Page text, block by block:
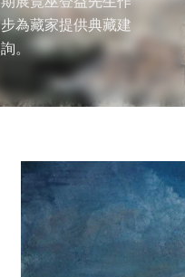
為藏家提供典藏建
。